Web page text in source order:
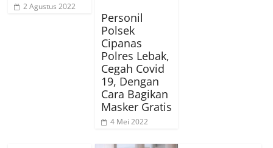
2 Agustus 2022
Personil
Polsek
Cipanas
Polres Lebak,
Cegah Covid
19, Dengan
Cara Bagikan
Masker Gratis
4 Mei 2022